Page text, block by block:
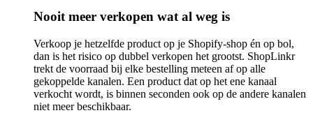
Nooit meer verkopen wat al weg is
Verkoop je hetzelfde product op je Shopify-shop én op bol,
dan is het risico op dubbel verkopen het grootst. ShopLinkr
trekt de voorraad bij elke bestelling meteen af op alle
gekoppelde kanalen. Een product dat op het ene kanaal
verkocht wordt, is binnen seconden ook op de andere kanalen
niet meer beschikbaar.